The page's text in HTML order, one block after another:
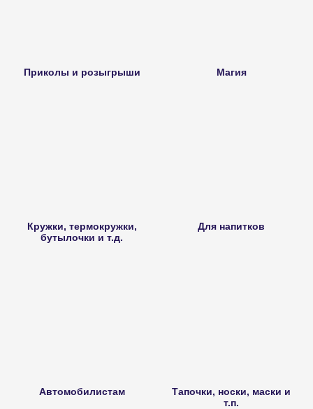
Приколы и розыгрыши Магия
Кружки, термокружки,
бутылочки и т.д.
Для напитков
Автомобилистам
Тапочки, носки, маски и
т.п.